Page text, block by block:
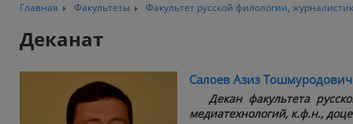
Главная Факультеты Факультет русской филологии,
Деканат
Салоев Азиз Тошмуродович
Декан факультета
медиатехнологий, к.ф.н.,